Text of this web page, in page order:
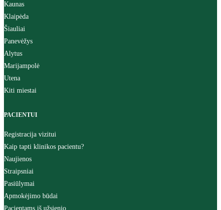
Kaunas
Klaipėda
Šiauliai
Panevėžys
Alytus
Marijampolė
Utena
Kiti miestai
PACIENTUI
Registracija vizitui
Kaip tapti klinikos pacientu?
Naujienos
Straipsniai
Pasiūlymai
Apmokėjimo būdai
Pacientams iš užsienio